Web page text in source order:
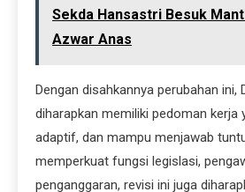
Sekda Hansastri Besuk
Azwar Anas
Dengan disahkannya perubahan ini,
diharapkan memiliki pedoman kerja
adaptif, dan mampu menjawab
memperkuat fungsi legislasi,
penganggaran, revisi ini juga